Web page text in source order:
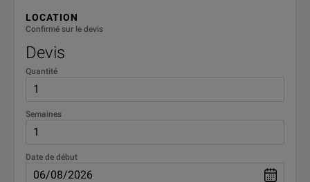
LOCATION
Confirmé sur le devis
Devis
Quantité
Semaines
Date de début